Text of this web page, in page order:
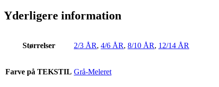
Yderligere information
Størrelser 2/3 ÅR, 4/6 ÅR, 8/10 ÅR, 12/14 ÅR
Farve på TEKSTIL Grå-Meleret